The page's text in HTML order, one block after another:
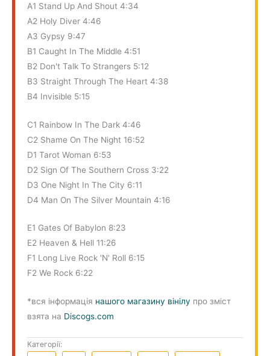
A1 Stand Up And Shout 4:34
A2 Holy Diver 4:46
A3 Gypsy 9:47
B1 Caught In The Middle 4:51
B2 Don't Talk To Strangers 5:12
B3 Straight Through The Heart 4:38
B4 Invisible 5:15
C1 Rainbow In The Dark 4:46
C2 Shame On The Night 16:52
D1 Tarot Woman 6:53
D2 Sign Of The Southern Cross 3:22
D3 One Night In The City 6:11
D4 Man On The Silver Mountain 4:16
E1 Gates Of Babylon 8:23
E2 Heaven & Hell 11:26
F1 Long Live Rock 'N' Roll 6:15
F2 We Rock 6:22
*вся інформація нашого магазину вінілу про зміст
взята на Discogs.com
Категорії: